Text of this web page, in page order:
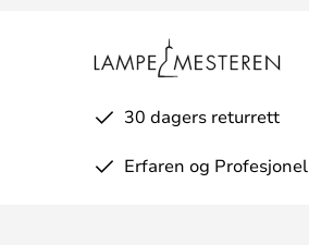
30 dagers returrett
Erfaren og